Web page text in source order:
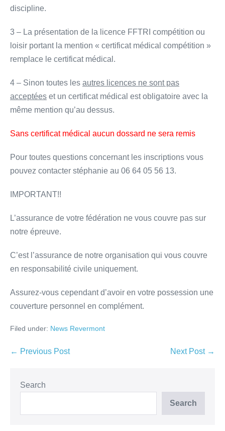
discipline.
3 – La présentation de la licence FFTRI compétition ou
loisir portant la mention « certificat médical compétition »
remplace le certificat médical.
4 – Sinon toutes les autres licences ne sont pas
acceptées et un certificat médical est obligatoire avec la
même mention qu’au dessus.
Sans certificat médical aucun dossard ne sera remis
Pour toutes questions concernant les inscriptions vous
pouvez contacter stéphanie au 06 64 05 56 13.
IMPORTANT!!
L’assurance de votre fédération ne vous couvre pas sur
notre épreuve.
C’est l’assurance de notre organisation qui vous couvre
en responsabilité civile uniquement.
Assurez-vous cependant d’avoir en votre possession une
couverture personnel en complément.
Filed under: News Revermont
← Previous Post Next Post →
Search
Search